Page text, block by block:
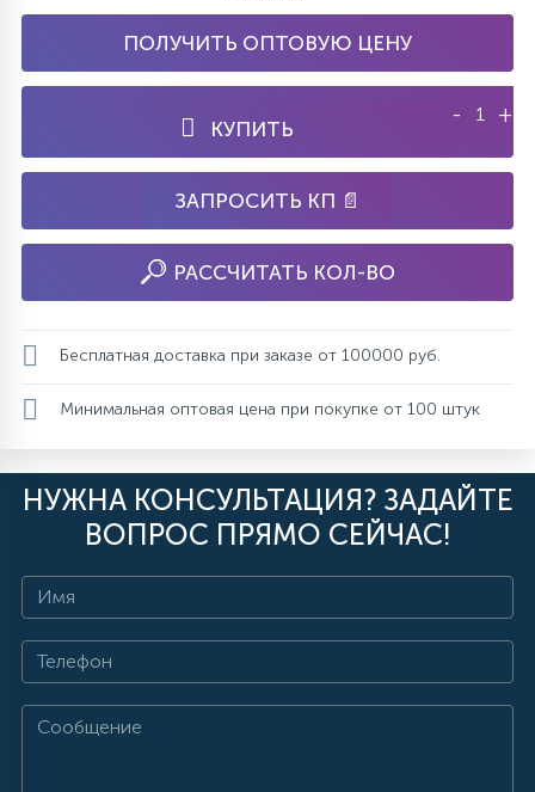
ПОЛУЧИТЬ ОПТОВУЮ ЦЕНУ
КУПИТЬ
- +
ЗАПРОСИТЬ КП 📄
РАССЧИТАТЬ КОЛ-ВО
Бесплатная доставка при заказе от 100000 руб.
Минимальная оптовая цена при покупке от 100 штук
НУЖНА КОНСУЛЬТАЦИЯ? ЗАДАЙТЕ
ВОПРОС ПРЯМО СЕЙЧАС!